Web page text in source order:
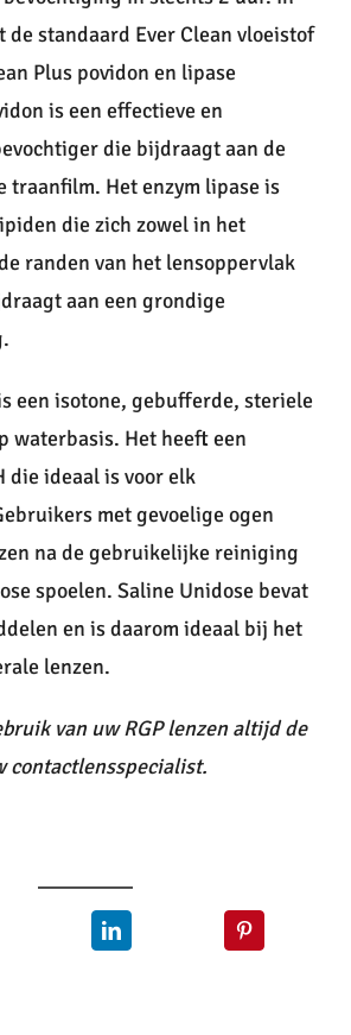
standaard Ever Clean vloeistof
Plus povidon en lipase
is een effectieve en
die bijdraagt aan de
traanfilm. Het enzym lipase is
die zich zowel in het
randen van het lensoppervlak
aan een grondige
een isotone, gebufferde, steriele
waterbasis. Het heeft een
die ideaal is voor elk
met gevoelige ogen
na de gebruikelijke reiniging
spoelen. Saline Unidose bevat
en is daarom ideaal bij het
lenzen.
van uw RGP lenzen altijd de
contactlensspecialist.